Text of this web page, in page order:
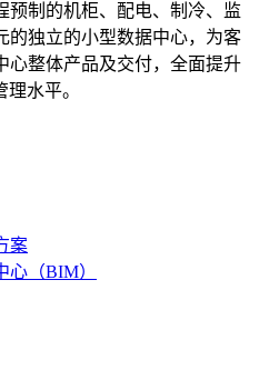
预制的机柜、配电、制冷、监
的独立的小型数据中心，为客
心整体产品及交付，全面提升
水平。
案
心（BIM）